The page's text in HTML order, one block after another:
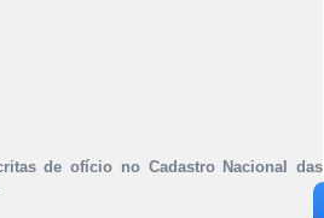
de ofício no Cadastro Nacional das